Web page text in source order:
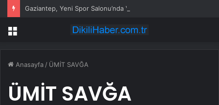
Menü
Anasayfa / ÜMİT SAVĞA
ÜMİT SAVĞA